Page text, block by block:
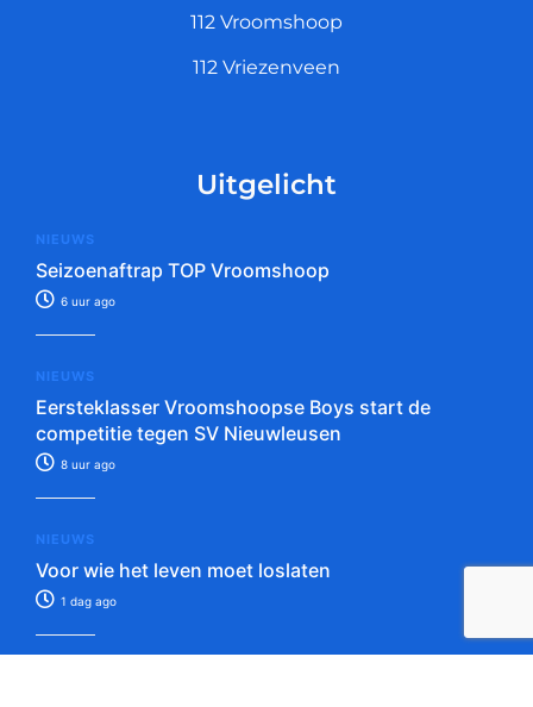
112 Vroomshoop
112 Vriezenveen
Uitgelicht
NIEUWS
Seizoenaftrap TOP Vroomshoop
6 uur ago
NIEUWS
Eersteklasser Vroomshoopse Boys start de
competitie tegen SV Nieuwleusen
8 uur ago
NIEUWS
Voor wie het leven moet loslaten
1 dag ago